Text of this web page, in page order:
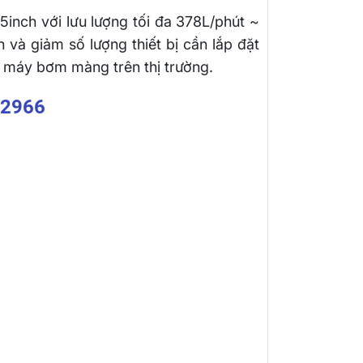
với lưu lượng tối đa 378L/phút ~
và giảm số lượng thiết bị cần lắp đặt
bơm màng trên thị trường.